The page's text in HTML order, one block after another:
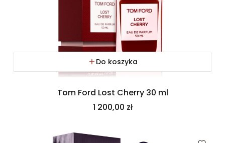
Do koszyka
Tom Ford Lost Cherry 30 ml
Cena
1 200,00 zł